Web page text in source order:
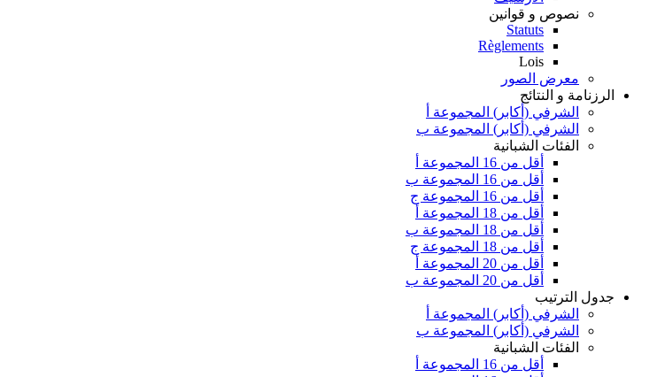
نصوص و قوانين
Statuts
Règlements
Lois
معرض الصور
الرزنامة و النتائج
الشرفي (أكابر) المجموعة أ
الشرفي (أكابر) المجموعة ب
الفئات الشبانية
أقل من 16 المجموعة أ
أقل من 16 المجموعة ب
أقل من 16 المجموعة ج
أقل من 18 المجموعة أ
أقل من 18 المجموعة ب
أقل من 18 المجموعة ج
أقل من 20 المجموعة أ
أقل من 20 المجموعة ب
جدول الترتيب
الشرفي (أكابر) المجموعة أ
الشرفي (أكابر) المجموعة ب
الفئات الشبانية
أقل من 16 المجموعة أ